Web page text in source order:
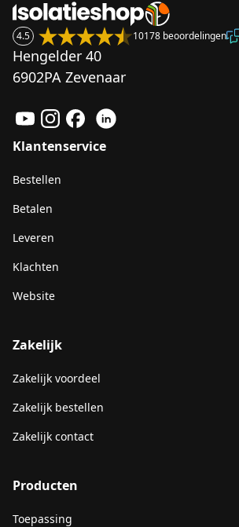
4.5 10178 beoordelingen
Hengelder 40
6902PA Zevenaar
Klantenservice
Bestellen
Betalen
Leveren
Klachten
Website
Zakelijk
Zakelijk voordeel
Zakelijk bestellen
Zakelijk contact
Producten
Toepassing